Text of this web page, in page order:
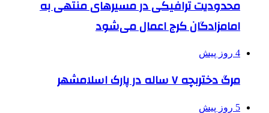
محدودیت ترافیکی در مسیرهای منتهی به
امامزادگان کرج اعمال می‌شود
4 روز پیش
مرگ دختربچه ۷ ساله در پارک اسلامشهر
5 روز پیش